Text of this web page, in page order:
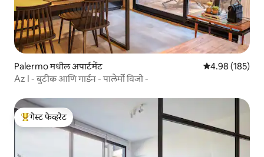
Palermo मधील अपार्टमेंट 5 पैकी 4.98
4.98 (185)
Az I - बुटीक आणि गार्डन - पालेर्मो विजो -
टॉप गेस्ट फेव्हरेट
गेस्ट फेव्हरेट